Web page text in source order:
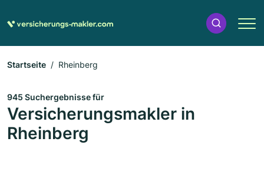
Startseite Rheinberg
945 Suchergebnisse für
Versicherungsmakler in
Rheinberg